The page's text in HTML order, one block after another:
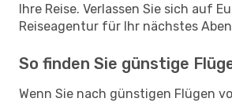
Ihre Reise. Verlassen Sie sich auf
Reiseagentur für Ihr nächstes
So finden Sie günstige
Wenn Sie nach günstigen Flügen